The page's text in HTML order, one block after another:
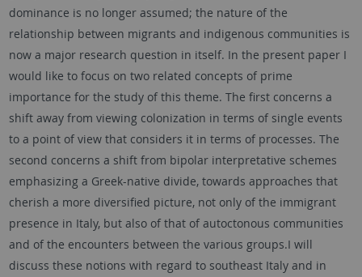
dominance is no longer assumed; the nature of the
relationship between migrants and indigenous communities is
now a major research question in itself. In the present paper I
would like to focus on two related concepts of prime
importance for the study of this theme. The first concerns a
shift away from viewing colonization in terms of single events
to a point of view that considers it in terms of processes. The
second concerns a shift from bipolar interpretative schemes
emphasizing a Greek-native divide, towards approaches that
cherish a more diversified picture, not only of the immigrant
presence in Italy, but also of that of autoctonous communities
and of the encounters between the various groups.I will
discuss these notions with regard to southeast Italy and in